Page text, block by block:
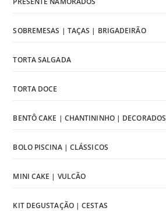
SOBREMESAS | TAÇAS | BRIGADEIRÃO
TORTA SALGADA
TORTA DOCE
BENTÔ CAKE | CHANTININHO | DECORADOS
BOLO PISCINA | CLÁSSICOS
MINI CAKE | VULCÃO
KIT DEGUSTAÇÃO | CESTAS